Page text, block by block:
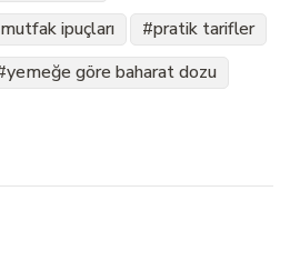
mutfak ipuçları
pratik tarifler
yemeğe göre baharat dozu